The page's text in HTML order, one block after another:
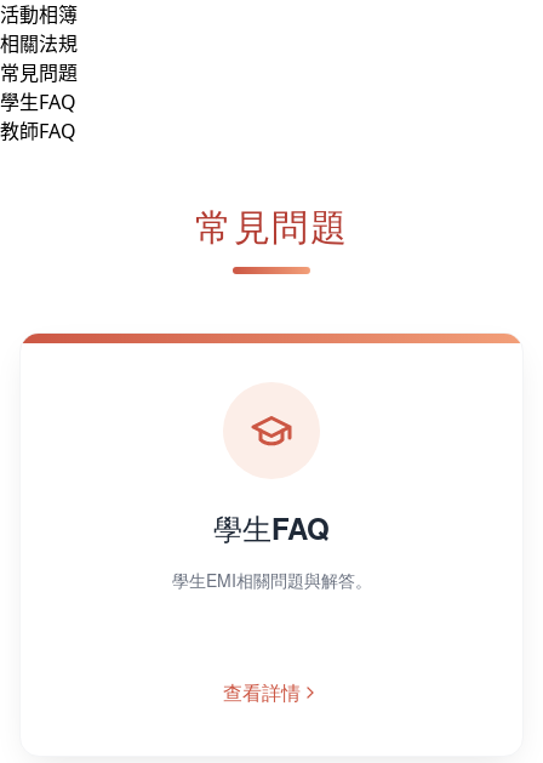
活動相簿
相關法規
常見問題
學生FAQ
教師FAQ
常見問題
學生FAQ
學生EMI相關問題與解答。
查看詳情